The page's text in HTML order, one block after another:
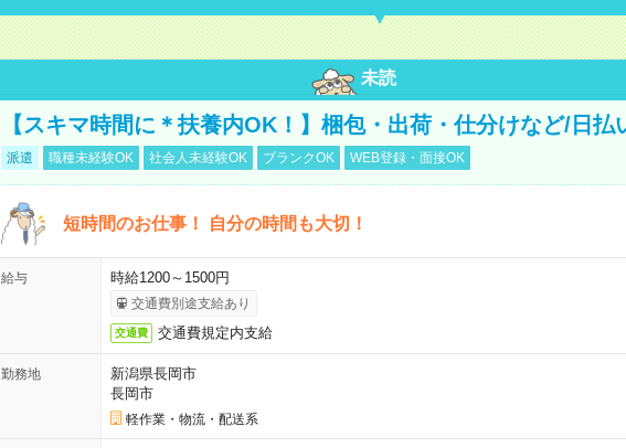
未読
【スキマ時間に＊扶養内OK！】梱包・出荷・仕分けなど/日払
派遣 職種未経験OK 社会人未経験OK ブランクOK WEB登録・面接OK
短時間のお仕事！ 自分の時間も大切！
給与 時給1200～1500円
交通費別途支給あり
交通費 交通費規定内支給
勤務地
新潟県長岡市
長岡市
軽作業・物流・配送系